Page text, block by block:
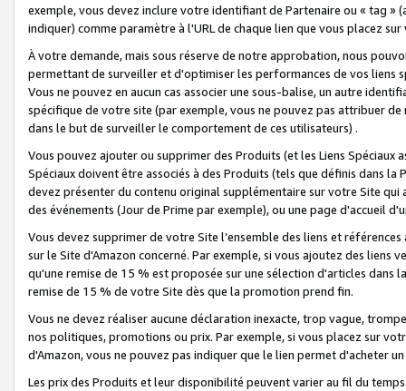
exemple, vous devez inclure votre identifiant de Partenaire ou « tag
indiquer) comme paramètre à l'URL de chaque lien que vous placez
À votre demande, mais sous réserve de notre approbation, nous
permettant de surveiller et d'optimiser les performances de vos liens
Vous ne pouvez en aucun cas associer une sous-balise, un autre
spécifique de votre site (par exemple, vous ne pouvez pas attribuer
dans le but de surveiller le comportement de ces utilisateurs) .
Vous pouvez ajouter ou supprimer des Produits (et les Liens
Spéciaux doivent être associés à des Produits (tels que définis dans
devez présenter du contenu original supplémentaire sur votre Site qui
des événements (Jour de Prime par exemple), ou une page d'accueil
Vous devez supprimer de votre Site l’ensemble des liens et
sur le Site d'Amazon concerné. Par exemple, si vous ajoutez des
qu'une remise de 15 % est proposée sur une sélection d'articles
remise de 15 % de votre Site dès que la promotion prend fin.
Vous ne devez réaliser aucune déclaration inexacte, trop vague,
nos politiques, promotions ou prix. Par exemple, si vous placez sur
d'Amazon, vous ne pouvez pas indiquer que le lien permet d'acheter
Les prix des Produits et leur disponibilité peuvent varier au fil du